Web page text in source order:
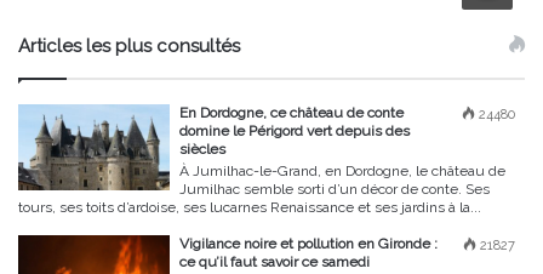
Articles les plus consultés
24480
En Dordogne, ce château de conte
domine le Périgord vert depuis des
siècles
À Jumilhac-le-Grand, en Dordogne, le château de
Jumilhac semble sorti d’un décor de conte. Ses
tours, ses toits d’ardoise, ses lucarnes Renaissance et ses jardins à la...
21827
Vigilance noire et pollution en Gironde :
ce qu’il faut savoir ce samedi